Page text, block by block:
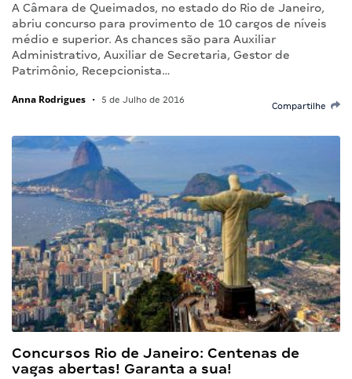
A Câmara de Queimados, no estado do Rio de Janeiro,
abriu concurso para provimento de 10 cargos de níveis
médio e superior. As chances são para Auxiliar
Administrativo, Auxiliar de Secretaria, Gestor de
Patrimônio, Recepcionista…
Anna Rodrigues • 5 de Julho de 2016
Compartilhe
Concursos Rio de Janeiro: Centenas de
vagas abertas! Garanta a sua!